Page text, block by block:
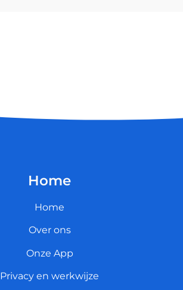
Home
Home
Over ons
Onze App
Privacy en werkwijze